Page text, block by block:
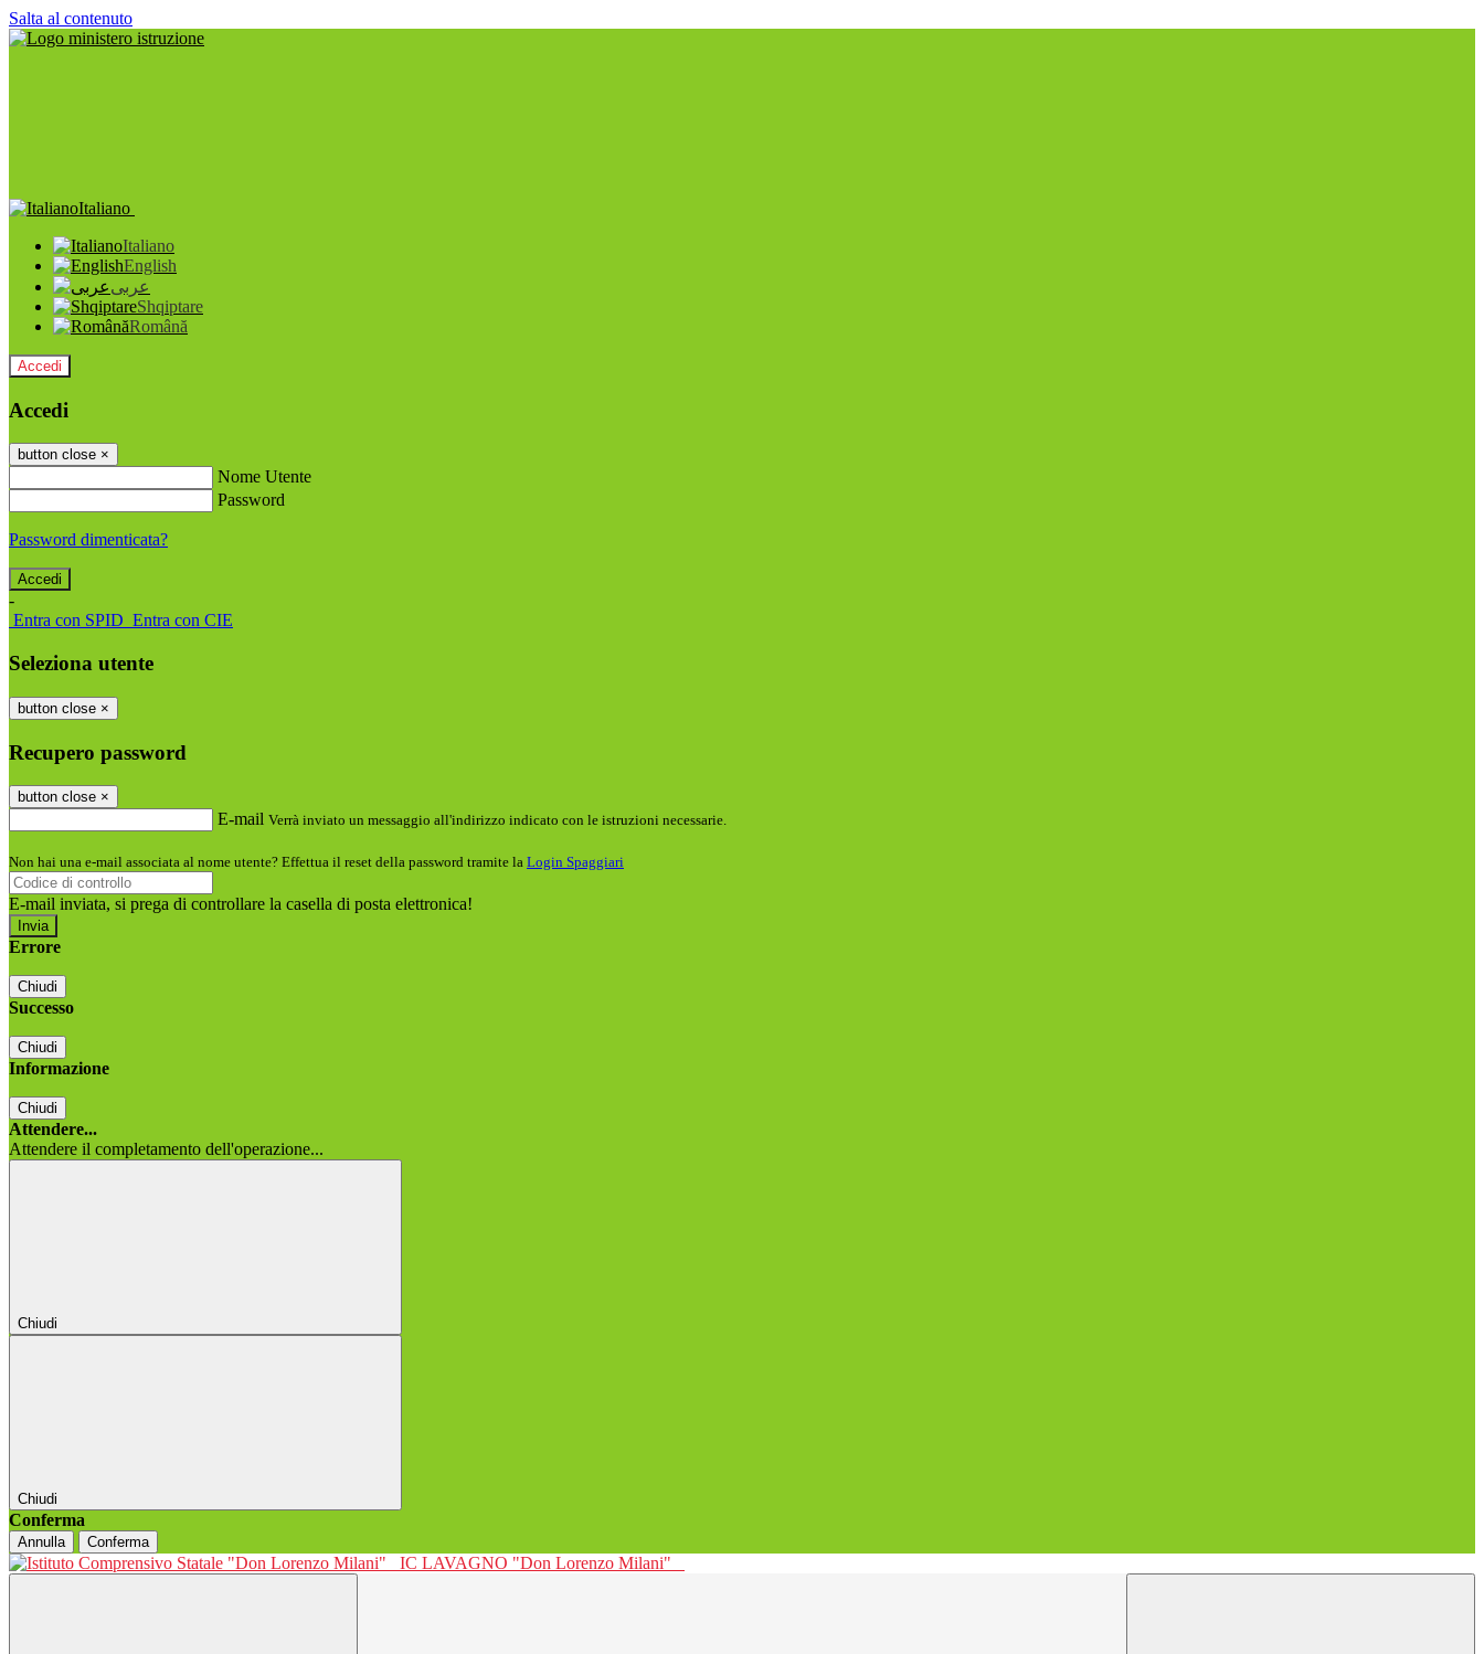
Salta al contenuto
Italiano
Italiano
English
عربى
Shqiptare
Română
Accedi
Accedi
button close ×
Nome Utente
Password
Password dimenticata?
-
Entra con SPID Entra con CIE
Seleziona utente
button close ×
Recupero password
button close ×
E-mail Verrà inviato un messaggio all'indirizzo indicato con le istruzioni necessarie.
Non hai una e-mail associata al nome utente? Effettua il reset della password tramite la Login Spaggiari
E-mail inviata, si prega di controllare la casella di posta elettronica!
Errore
Chiudi
Successo
Chiudi
Informazione
Chiudi
Attendere...
Attendere il completamento dell'operazione...
Chiudi
Chiudi
Conferma
Annulla Conferma
IC LAVAGNO "Don Lorenzo Milani"